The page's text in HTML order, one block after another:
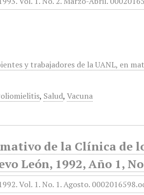
y trabajadores de la UANL, en
, Salud,Vacuna
de la Clínica de
León, 1992, Año 1,